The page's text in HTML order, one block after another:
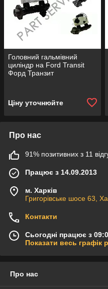
Головний гальмівний
циліндр на Ford Transit
Форд Транзит
Ціну уточнюйте
Про нас
91% позитивних з 11
Працює з 14.09.2013
м. Харків
Григорівське шосе 63,
Контакти
Сьогодні працює з
Показати весь графік
Про нас